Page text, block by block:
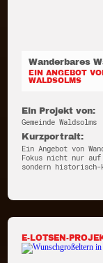
Wanderbares
EIN ANGEBOT
WALDSOLMS
Ein Projekt von:
Gemeinde Waldsolms
Kurzportrait:
Ein Angebot von
Fokus nicht nur
sondern
E-LOTSEN-